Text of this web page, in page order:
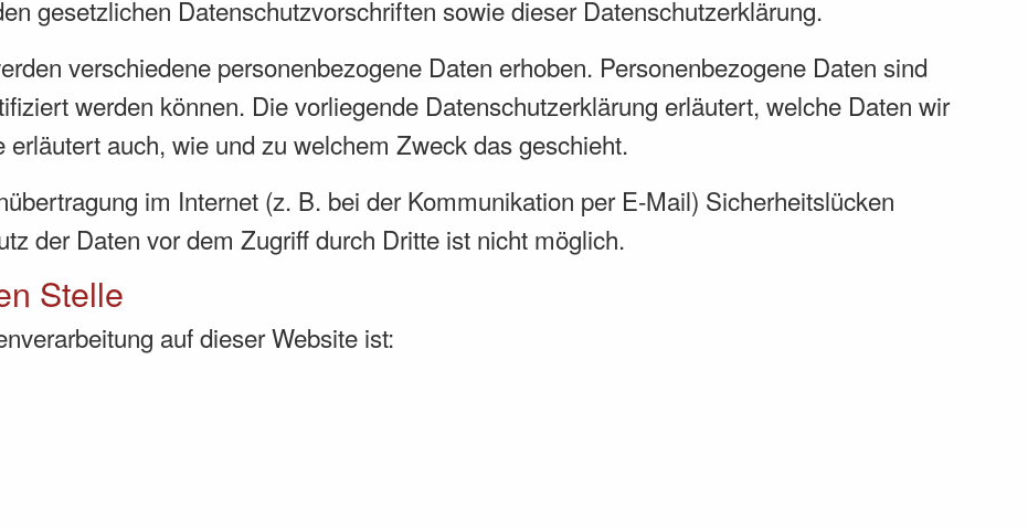
gesetzlichen Datenschutzvorschriften sowie dieser Datenschutzerklärung.
verschiedene personenbezogene Daten erhoben. Personenbezogene Daten sind
werden können. Die vorliegende Datenschutzerklärung erläutert, welche Daten wir
auch, wie und zu welchem Zweck das geschieht.
im Internet (z. B. bei der Kommunikation per E-Mail) Sicherheitslücken
der Daten vor dem Zugriff durch Dritte ist nicht möglich.
Stelle
auf dieser Website ist: